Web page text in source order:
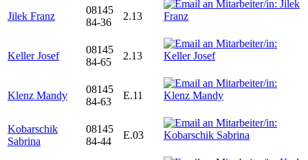
Jilek Franz
08145
84-36
2.13
Keller Josef
08145
84-65
2.13
Klenz Mandy
08145
84-63
E.11
Kobarschik
Sabrina
08145
84-44
E.03